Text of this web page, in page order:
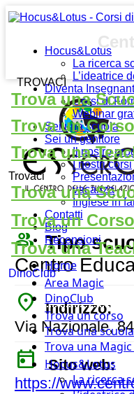
Hocus&Lotus
La ricerca
L’ideatrice
Diventa
Corsi di
Webinar
Sei una scuola
Sei un genitore
Il nostro
I nostri corsi
vacanza
Inglese in
Contatti
Blog
Recensioni
Home
Area Magic
DinoClub
Trova un corso
Trova una scuola
Trova una
Hocus&Lotus
La ricerca
TROVACI
Trova una
Trova un Corso
Trova una
Trovaci
Trova una
Trova un Corso
Trova una
DinoClub
people_outline Tipo
Centro
place Indirizzo:
Via Nazionale,
today
Sito web:
https://